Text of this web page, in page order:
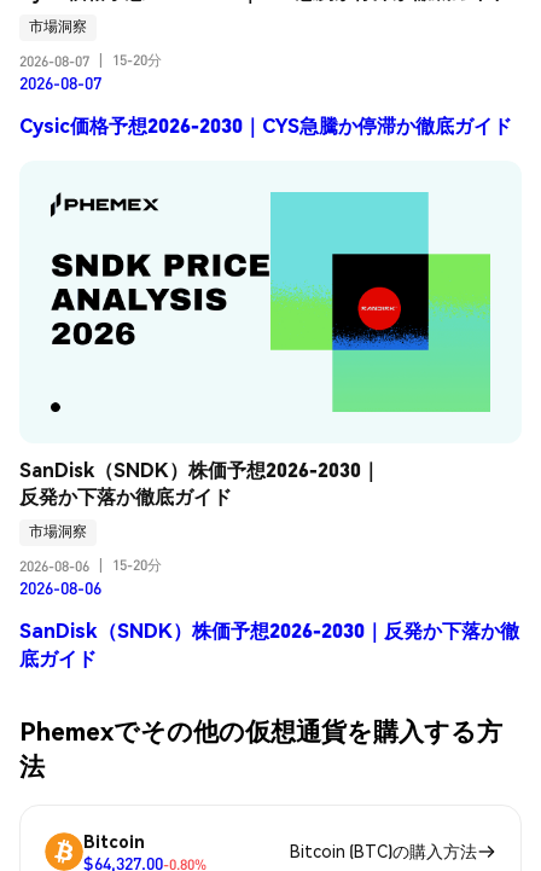
市場洞察
2026-08-07
15-20分
2026-08-07
Cysic価格予想2026-2030｜CYS急騰か停滞か徹底ガイド
SanDisk（SNDK）株価予想2026-2030｜
反発か下落か徹底ガイド
市場洞察
2026-08-06
15-20分
2026-08-06
SanDisk（SNDK）株価予想2026-2030｜反発か下落か徹
底ガイド
Phemexでその他の仮想通貨を購入する方
法
Bitcoin
$64,327.00-0.80%
Bitcoin (BTC)の購入方法